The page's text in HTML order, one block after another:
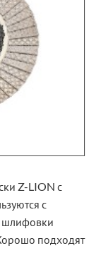
Z-LION с
с
подходят